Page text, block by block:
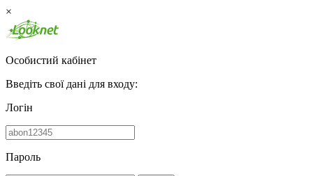
×
Особистий кабінет
Введіть свої дані для входу:
Логін
Пароль